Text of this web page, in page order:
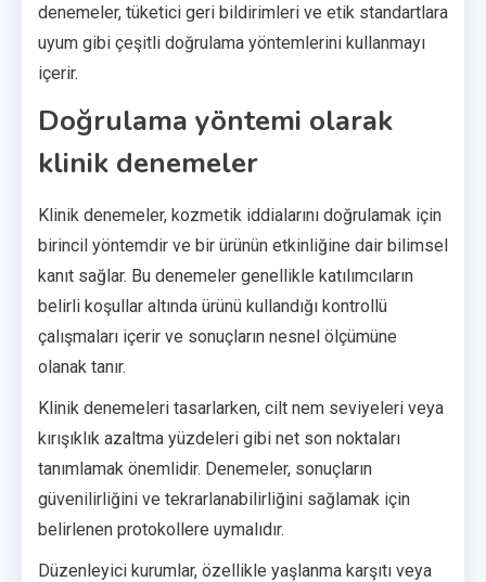
denemeler, tüketici geri bildirimleri ve etik standartlara
uyum gibi çeşitli doğrulama yöntemlerini kullanmayı
içerir.
Doğrulama yöntemi olarak
klinik denemeler
Klinik denemeler, kozmetik iddialarını doğrulamak için
birincil yöntemdir ve bir ürünün etkinliğine dair bilimsel
kanıt sağlar. Bu denemeler genellikle katılımcıların
belirli koşullar altında ürünü kullandığı kontrollü
çalışmaları içerir ve sonuçların nesnel ölçümüne
olanak tanır.
Klinik denemeleri tasarlarken, cilt nem seviyeleri veya
kırışıklık azaltma yüzdeleri gibi net son noktaları
tanımlamak önemlidir. Denemeler, sonuçların
güvenilirliğini ve tekrarlanabilirliğini sağlamak için
belirlenen protokollere uymalıdır.
Düzenleyici kurumlar, özellikle yaşlanma karşıtı veya